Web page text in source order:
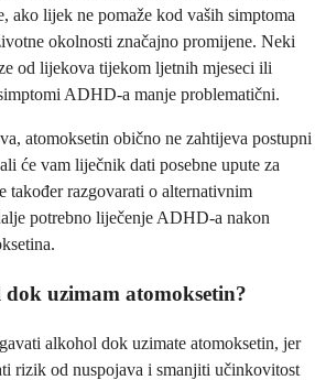
ako lijek ne pomaže kod vaših simptoma
okolnosti značajno promijene. Neki
od lijekova tijekom ljetnih mjeseci ili
ADHD-a manje problematični.
atomoksetin obično ne zahtijeva postupni
će vam liječnik dati posebne upute za
također razgovarati o alternativnim
potrebno liječenje ADHD-a nakon
uzimam atomoksetin?
alkohol dok uzimate atomoksetin, jer
rizik od nuspojava i smanjiti učinkovitost